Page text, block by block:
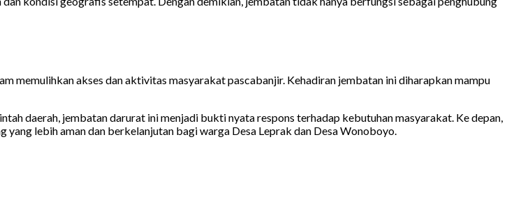
memulihkan akses dan aktivitas masyarakat pascabanjir. Kehadiran jembatan ini diharapkan mampu
daerah, jembatan darurat ini menjadi bukti nyata respons terhadap kebutuhan masyarakat. Ke depan,
lebih aman dan berkelanjutan bagi warga Desa Leprak dan Desa Wonoboyo.